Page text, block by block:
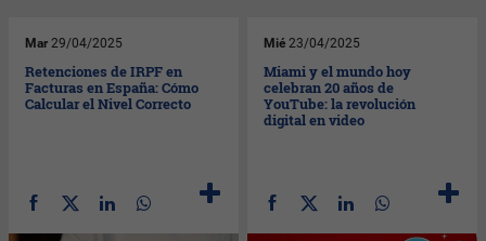
Mar 29/04/2025
Retenciones de IRPF en
Facturas en España: Cómo
Calcular el Nivel Correcto
Mié 23/04/2025
Miami y el mundo hoy
celebran 20 años de
YouTube: la revolución
digital en video